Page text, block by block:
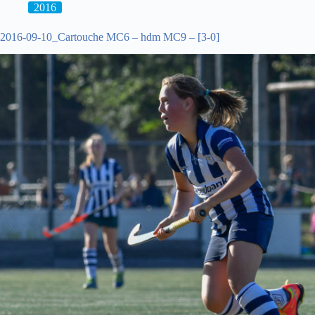
2016
2016-09-10_Cartouche MC6 – hdm MC9 – [3-0]